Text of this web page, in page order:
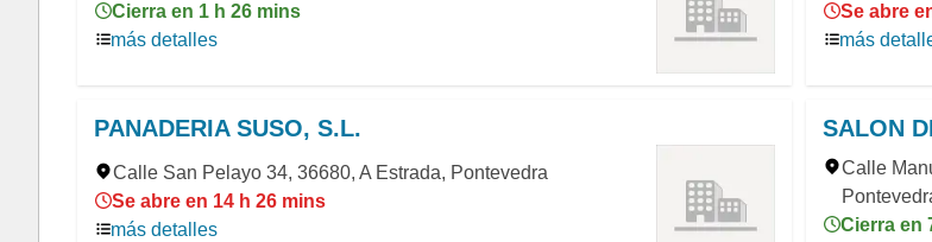
Cierra en 1 h 26 mins
más detalles
Se abre
más
PANADERIA SUSO, S.L.
Calle San Pelayo 34, 36680, A Estrada, Pontevedra
Se abre en 14 h 26 mins
más detalles
SALON
Calle
Cierra en